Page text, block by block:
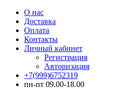
О нас
Доставка
Оплата
Контакты
Личный кабинет
Регистрация
Авторизация
+7(999)6752319
пн-пт 09.00-18.00